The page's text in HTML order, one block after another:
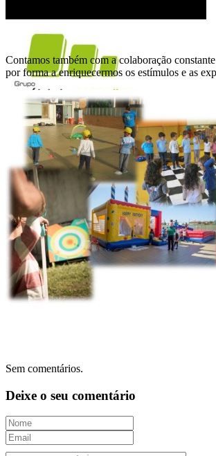
Contamos também com a colaboração
por forma a enriquecermos os estímulos e as
Sem comentários.
Deixe o seu comentário